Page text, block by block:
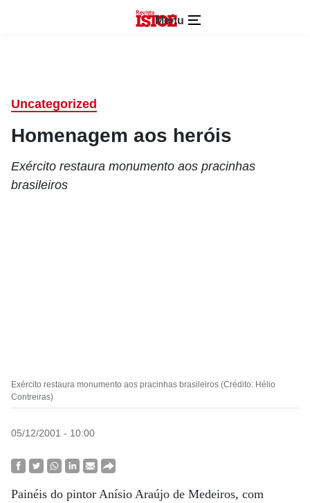
Menu
Uncategorized
Homenagem aos heróis
Exército restaura monumento aos pracinhas
brasileiros
Exército restaura monumento aos pracinhas brasileiros (Crédito: Hélio
Contreiras)
05/12/2001 - 10:00
Painéis do pintor Anísio Araújo de Medeiros, com